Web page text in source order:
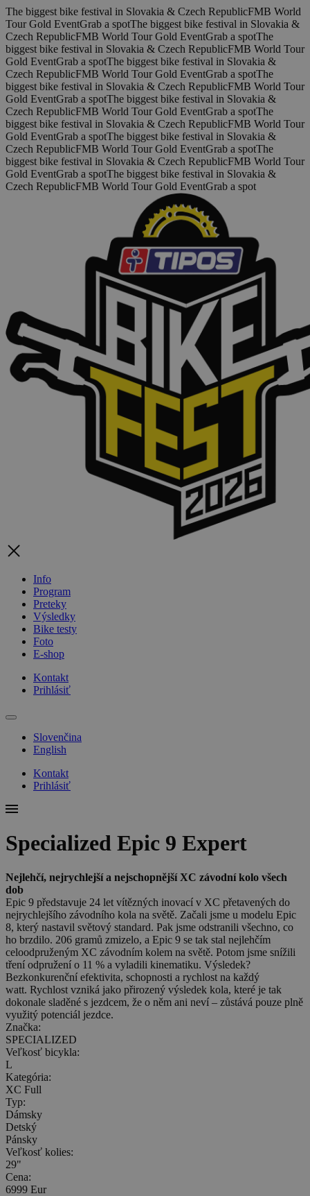
Skočiť na hlavný obsah
The biggest bike festival in Slovakia & Czech RepublicFMB World
Tour Gold EventGrab a spotThe biggest bike festival in Slovakia &
Czech RepublicFMB World Tour Gold EventGrab a spotThe
biggest bike festival in Slovakia & Czech RepublicFMB World Tour
Gold EventGrab a spotThe biggest bike festival in Slovakia &
Czech RepublicFMB World Tour Gold EventGrab a spotThe
biggest bike festival in Slovakia & Czech RepublicFMB World Tour
Gold EventGrab a spotThe biggest bike festival in Slovakia &
Czech RepublicFMB World Tour Gold EventGrab a spotThe
biggest bike festival in Slovakia & Czech RepublicFMB World Tour
Gold EventGrab a spotThe biggest bike festival in Slovakia &
Czech RepublicFMB World Tour Gold EventGrab a spotThe
biggest bike festival in Slovakia & Czech RepublicFMB World Tour
Gold EventGrab a spotThe biggest bike festival in Slovakia &
Czech RepublicFMB World Tour Gold EventGrab a spot
Info
Program
Preteky
Výsledky
Bike testy
Foto
E-shop
Kontakt
Prihlásiť
Slovenčina
English
Kontakt
Prihlásiť
Specialized Epic 9 Expert
Nejlehčí, nejrychlejší a nejschopnější XC závodní kolo všech
dob
Epic 9 představuje 24 let vítězných inovací v XC přetavených do
nejrychlejšího závodního kola na světě. Začali jsme u modelu Epic
8, který nastavil světový standard. Pak jsme odstranili všechno, co
ho brzdilo. 206 gramů zmizelo, a Epic 9 se tak stal nejlehčím
celoodpruženým XC závodním kolem na světě. Potom jsme snížili
tření odpružení o 11 % a vyladili kinematiku. Výsledek?
Bezkonkurenční efektivita, schopnosti a rychlost na každý
watt. Rychlost vzniká jako přirozený výsledek kola, které je tak
dokonale sladěné s jezdcem, že o něm ani neví – zůstává pouze plně
využitý potenciál jezdce.
Značka:
SPECIALIZED
Veľkosť bicykla:
L
Kategória:
XC Full
Typ:
Dámsky
Detský
Pánsky
Veľkosť kolies:
29"
Cena:
6999 Eur